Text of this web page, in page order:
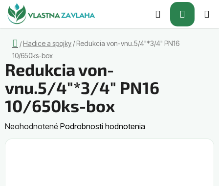
Prejsť
na
obsah
Hľadať
KOŠÍK
Domov
/ Hadice a spojky / Redukcia von-vnu.5/4"*3/4" PN16
10/650ks-box
Redukcia von-
vnu.5/4"*3/4" PN16
10/650ks-box
Priemerné
hodnotenie
Neohodnotené Podrobnosti hodnotenia